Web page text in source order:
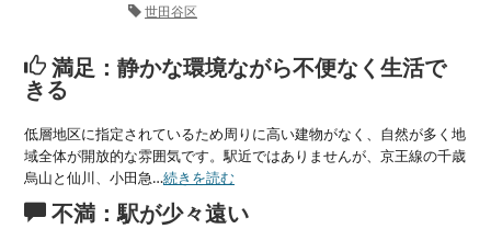
世田谷区
満足：静かな環境ながら不便なく生活で
きる
低層地区に指定されているため周りに高い建物がなく、自然が多く地
域全体が開放的な雰囲気です。駅近ではありませんが、京王線の千歳
烏山と仙川、小田急…続きを読む
不満：駅が少々遠い